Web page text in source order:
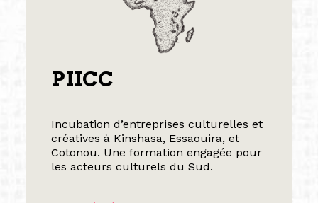
PIICC
Incubation d’entreprises culturelles et
créatives à Kinshasa, Essaouira, et
Cotonou. Une formation engagée pour
les acteurs culturels du Sud.